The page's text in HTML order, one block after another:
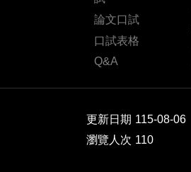
論文口試
口試表格
Q&A
更新日期 115-08-06
瀏覽人次 110